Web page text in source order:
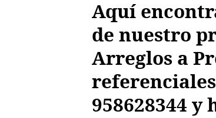
Aquí
de nuestro
Arreglos a
958628344 y